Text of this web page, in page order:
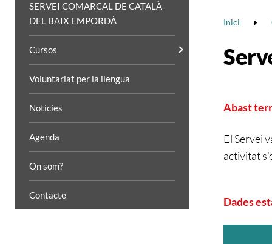
SERVEI COMARCAL DE CATALÀ
DEL BAIX EMPORDÀ
Cursos
Voluntariat per la llengua
Notícies
Agenda
On som?
Contacte
Inici
Abast
El Servei
activitat
Dades